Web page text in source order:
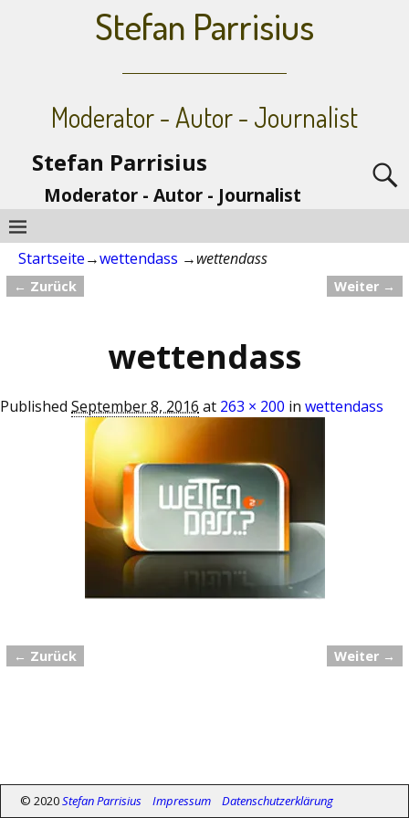
Stefan Parrisius
Moderator - Autor - Journalist
Stefan Parrisius
Moderator - Autor - Journalist
Startseite→wettendass →wettendass
Bilder-Navigation
← Zurück Weiter →
wettendass
Published September 8, 2016 at 263 × 200 in wettendass
Bilder-Navigation
← Zurück Weiter →
© 2020Stefan Parrisius Impressum Datenschutzerklärung